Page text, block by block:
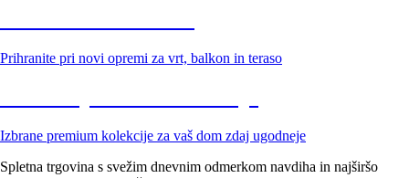
Prihranite pri novi opremi za vrt, balkon in teraso
Izbrane premium kolekcije za vaš dom zdaj ugodneje
Spletna trgovina s svežim dnevnim odmerkom navdiha in najširšo